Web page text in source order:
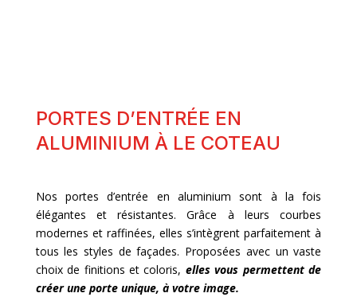
PORTES D’ENTRÉE EN
ALUMINIUM À LE COTEAU
Nos portes d’entrée en aluminium sont à la fois
élégantes et résistantes. Grâce à leurs courbes
modernes et raffinées, elles s’intègrent parfaitement à
tous les styles de façades. Proposées avec un vaste
choix de finitions et coloris, elles vous permettent de
créer une porte unique, à votre image.